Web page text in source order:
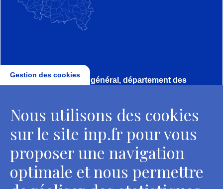
Direction, secrétariat général, département des
2 rue Vivienne - 75002 Paris
Tél. : + 33 1 44 41 16 41
Contacts
Gestion des cookies
Nous utilisons des cookies
sur le site inp.fr pour vous
proposer une navigation
optimale et nous permettre